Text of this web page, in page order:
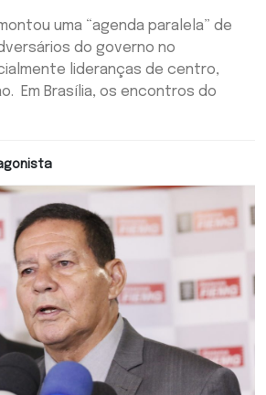
uma “agenda paralela” de
do governo no
lideranças de centro,
Em Brasília, os encontros do